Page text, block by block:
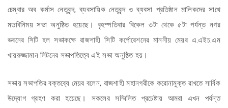
চেম্বার অব কর্মাস নেতৃবৃন্দ, ব্যবসায়িক নেতৃবৃন্দ ও ব্যবসা প্রতিষ্ঠান মালিকদের সাথে
মতবিনিময় সভা অনুষ্ঠিত হয়েছে। বৃহস্পতিবার বিকেল ৩টা থেকে ৫টা পর্যন্ত নগর
ভবনের সিটি হল সভাকক্ষে রাজশাহী সিটি কর্পোরেশনের মাননীয় মেয়র এ.এইচ.এম
খায়রুজ্জামান লিটনের সভাপতিত্বে এই সভা অনুষ্ঠিত হয়।
সভায় সভাপতির বক্তব্যে মেয়র বলেন, রাজশাহী মহানগরীকে করোনামুক্ত রাখতে সার্বিক
উদ্যোগ গ্রহণ করা হয়েছে। সকলের সম্মিলিত প্রচেষ্টায় আমরা এখন পর্যন্ত